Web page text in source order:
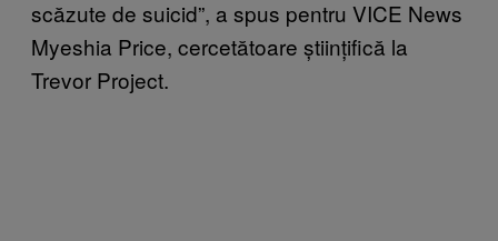
scăzute de suicid”, a spus pentru VICE News
Myeshia Price, cercetătoare științifică la
Trevor Project.